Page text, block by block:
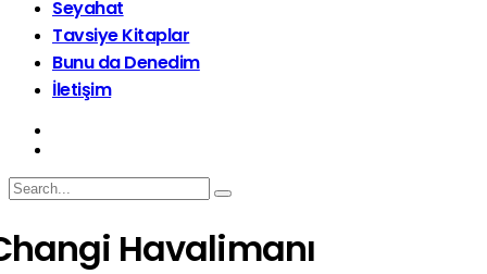
Seyahat
Tavsiye Kitaplar
Bunu da Denedim
İletişim
Havalimanı